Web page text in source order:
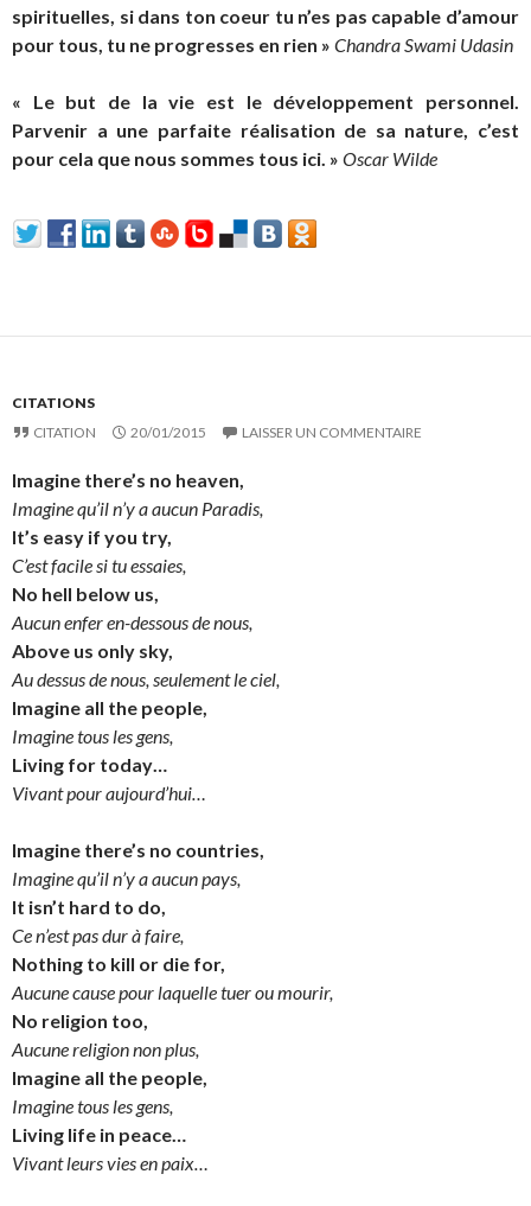
spirituelles, si dans ton coeur tu n’es pas capable d’amour
pour tous, tu ne progresses en rien » Chandra Swami Udasin
« Le but de la vie est le développement personnel.
Parvenir a une parfaite réalisation de sa nature, c’est
pour cela que nous sommes tous ici. » Oscar Wilde
CITATIONS
CITATION
20/01/2015 LAISSER UN COMMENTAIRE
Imagine there’s no heaven,
Imagine qu’il n’y a aucun Paradis,
It’s easy if you try,
C’est facile si tu essaies,
No hell below us,
Aucun enfer en-dessous de nous,
Above us only sky,
Au dessus de nous, seulement le ciel,
Imagine all the people,
Imagine tous les gens,
Living for today…
Vivant pour aujourd’hui…
Imagine there’s no countries,
Imagine qu’il n’y a aucun pays,
It isn’t hard to do,
Ce n’est pas dur à faire,
Nothing to kill or die for,
Aucune cause pour laquelle tuer ou mourir,
No religion too,
Aucune religion non plus,
Imagine all the people,
Imagine tous les gens,
Living life in peace…
Vivant leurs vies en paix…